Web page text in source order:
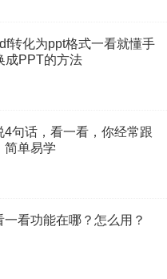
转化为ppt格式一看就懂手
成PPT的方法
4句话，看一看，你经常跟
简单易学
看功能在哪？怎么用？